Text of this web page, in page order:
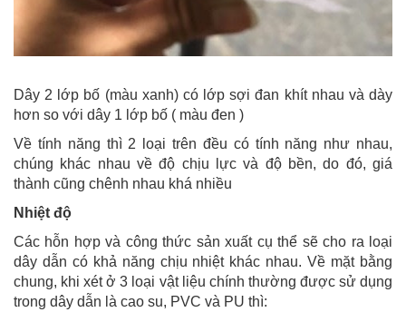
Dây 2 lớp bố (màu xanh) có lớp sợi đan khít nhau và dày
hơn so với dây 1 lớp bố ( màu đen )
Về tính năng thì 2 loại trên đều có tính năng như nhau,
chúng khác nhau về độ chịu lực và độ bền, do đó, giá
thành cũng chênh nhau khá nhiều
Nhiệt độ
Các hỗn hợp và công thức sản xuất cụ thể sẽ cho ra loại
dây dẫn có khả năng chịu nhiệt khác nhau. Về mặt bằng
chung, khi xét ở 3 loại vật liệu chính thường được sử dụng
trong dây dẫn là cao su, PVC và PU thì: